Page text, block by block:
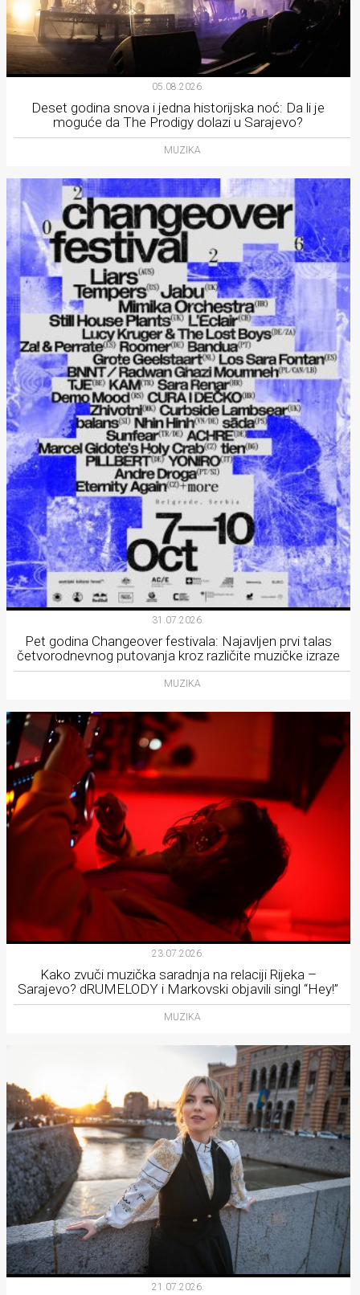
05.08.2026.
Deset godina snova i jedna historijska noć: Da li je
moguće da The Prodigy dolazi u Sarajevo?
MUZIKA
31.07.2026.
Pet godina Changeover festivala: Najavljen prvi talas
četvorodnevnog putovanja kroz različite muzičke izraze
MUZIKA
23.07.2026.
Kako zvuči muzička saradnja na relaciji Rijeka –
Sarajevo? dRUMELODY i Markovski objavili singl “Hey!”
MUZIKA
21.07.2026.